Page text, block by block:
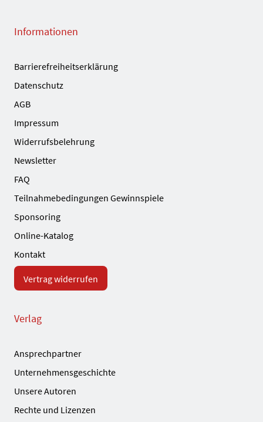
Informationen
Barrierefreiheitserklärung
Datenschutz
AGB
Impressum
Widerrufsbelehrung
Newsletter
FAQ
Teilnahmebedingungen Gewinnspiele
Sponsoring
Online-Katalog
Kontakt
Vertrag widerrufen
Verlag
Ansprechpartner
Unternehmensgeschichte
Unsere Autoren
Rechte und Lizenzen